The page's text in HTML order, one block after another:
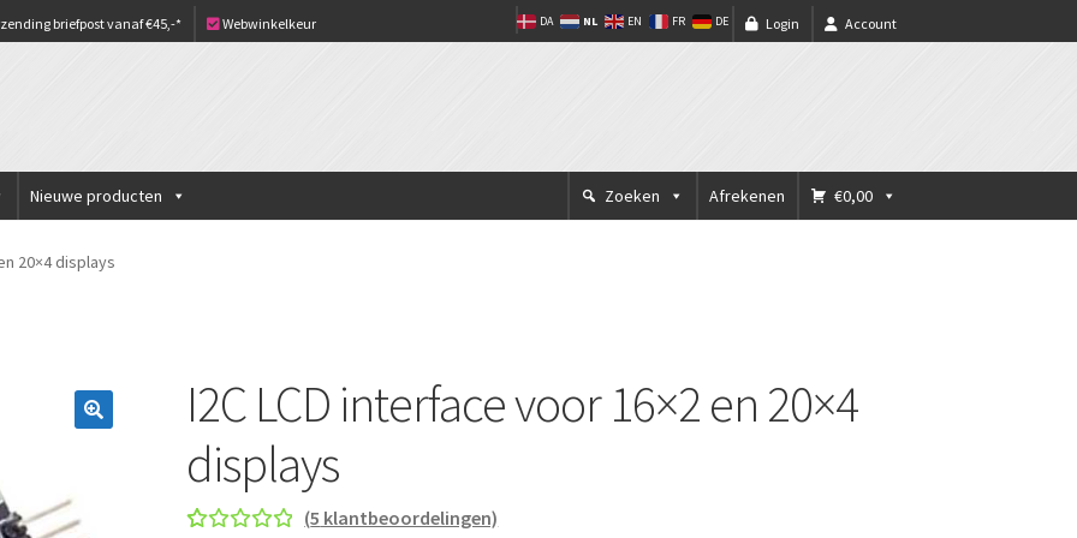
briefpost vanaf €45,-* Webwinkelkeur Account
Login
DA NL EN FR DE
Nieuwe producten €0,00
Afrekenen
Zoeken
20×4 displays
I2C LCD interface voor 16×2 en 20×4
displays
(5 klantbeoordelingen)